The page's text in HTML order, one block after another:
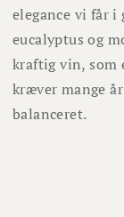
elegance vi får
eucalyptus og
kraftig vin, som
kræver mange
balanceret.